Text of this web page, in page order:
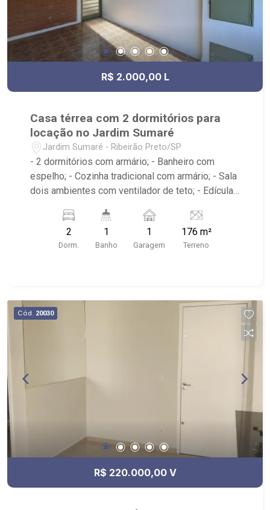
R$ 2.000,00 L
Casa térrea com 2 dormitórios para
locação no Jardim Sumaré
Jardim Sumaré - Ribeirão Preto/SP
- 2 dormitórios com armário; - Banheiro com
espelho; - Cozinha tradicional com armário; - Sala
dois ambientes com ventilador de teto; - Edícula;
cimentado; - Próximo a avenida Itatiaia, Anshin
Sushi Bar, Droga Raia, Invictus RP, Bar O
Português
2
Dorm.
1
Banho
1
Garagem
176 m²
Terreno
Cód. 20030
R$ 220.000,00 V